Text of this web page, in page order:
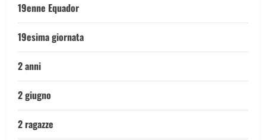
19enne Equador
19esima giornata
2 anni
2 giugno
2 ragazze